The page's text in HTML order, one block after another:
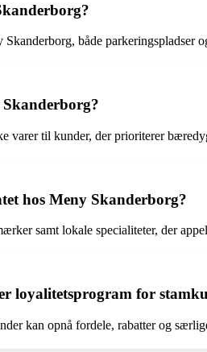
både parkeringspladser
varer til kunder, der prioriterer
hos Meny Skanderborg?
samt lokale specialiteter, der
loyalitetsprogram for
kan opnå fordele, rabatter og